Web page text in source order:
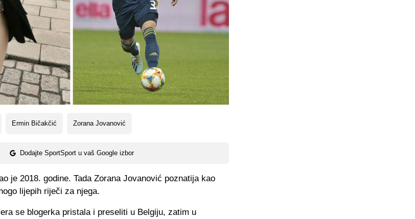
Ermin Bičakčić Zorana Jovanović
Dodajte SportSport u vaš Google izbor
je 2018. godine. Tada Zorana Jovanović poznatija kao
lijepih riječi za njega.
se blogerka pristala i preseliti u Belgiju, zatim u